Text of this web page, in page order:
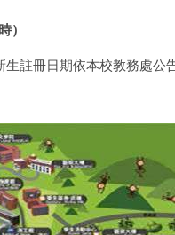
）
註冊日期依本校教務處公